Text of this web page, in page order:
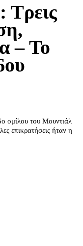
Τρεις
– Το
ομίλου του Μουντιάλ
επικρατήσεις ήταν η